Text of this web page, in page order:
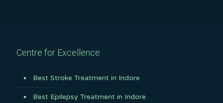
Centre for Excellence
Best Stroke Treatment in Indore
Best Epilepsy Treatment in Indore